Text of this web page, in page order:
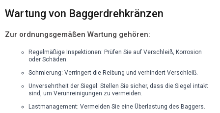
Wartung von Baggerdrehkränzen
Zur ordnungsgemäßen Wartung gehören:
Regelmäßige Inspektionen: Prüfen Sie auf Verschleiß, Korrosion
oder Schäden.
Schmierung: Verringert die Reibung und verhindert Verschleiß.
Unversehrtheit der Siegel: Stellen Sie sicher, dass die Siegel intakt
sind, um Verunreinigungen zu vermeiden.
Lastmanagement: Vermeiden Sie eine Überlastung des Baggers.